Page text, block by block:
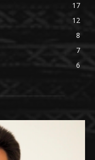
17
12
8
7
6